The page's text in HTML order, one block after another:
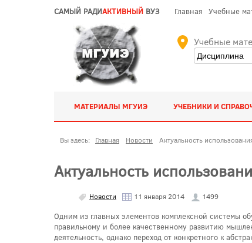
САМЫЙ РАДИАКТИВНЫЙ ВУЗ Главная Учебные
Учебные
МАТЕРИАЛЫ МГУИЭ УЧЕБНИКИ И
Вы здесь: Главная Новости Актуальность
Актуальность
Новости 11 января 2014 1499
Одним из главных элементов комплексной системы
правильному и более качественному развитию
деятельность, однако переход от конкретного к